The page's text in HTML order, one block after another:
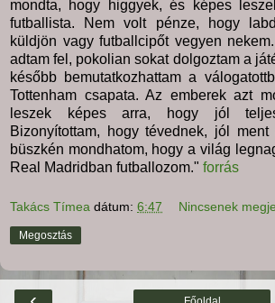
mondta, hogy higgyek, és képes
futballista. Nem volt pénze, hogy
küldjön vagy futballcipőt vegyen
adtam fel, pokolian sokat dolgoztam a
később bemutatkozhattam a
Tottenham csapata. Az emberek azt
leszek képes arra, hogy jól
Bizonyítottam, hogy tévednek, jól
büszkén mondhatom, hogy a világ
Real Madridban futballozom." forrás
Takács Tímea dátum: 6:47 Nincsenek
Megosztás